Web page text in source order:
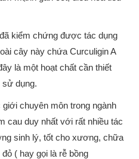
kiểm chứng được tác dụng
cây này chứa Curculigin A
là một hoạt chất cần thiết
sử dụng.
chuyên môn trong ngành
cau duy nhất với rất nhiều tác
sinh lý, tốt cho xương, chữa
( hay gọi là rễ bồng